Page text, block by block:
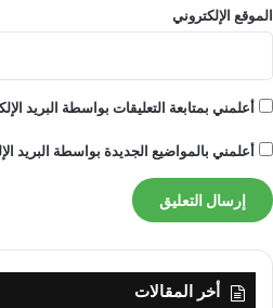
الحالي. ()
pixel الوقت
يعد
ا
خ
ة
ن
ا
ب
الموقع الإلكتروني
أعلمني بمتابعة التعليقات بواسطة البريد
أعلمني بالمواضيع الجديدة بواسطة البريد
أخر المقالات